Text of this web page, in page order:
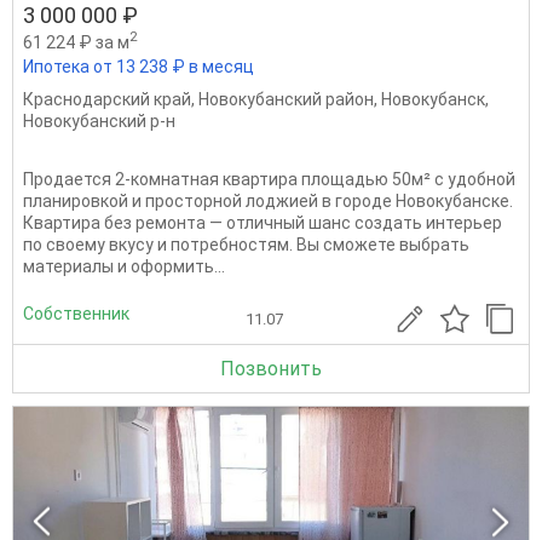
3 000 000 ₽
61 224 ₽ за м2
Ипотека от 13 238 ₽ в месяц
Краснодарский край, Новокубанский район, Новокубанск,
Новокубанский р-н
Продается 2-комнатная квартира площадью 50м² с удобной
планировкой и просторной лоджией в городе Новокубанске.
Квартира без ремонта — отличный шанс создать интерьер
по своему вкусу и потребностям. Вы сможете выбрать
материалы и оформить...
Собственник 11.07
Позвонить